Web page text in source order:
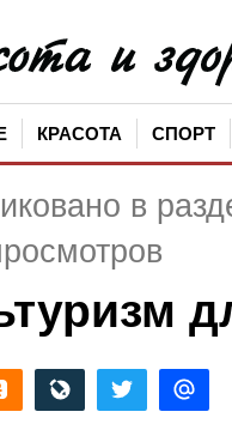
КРАСОТА СПОРТ
в